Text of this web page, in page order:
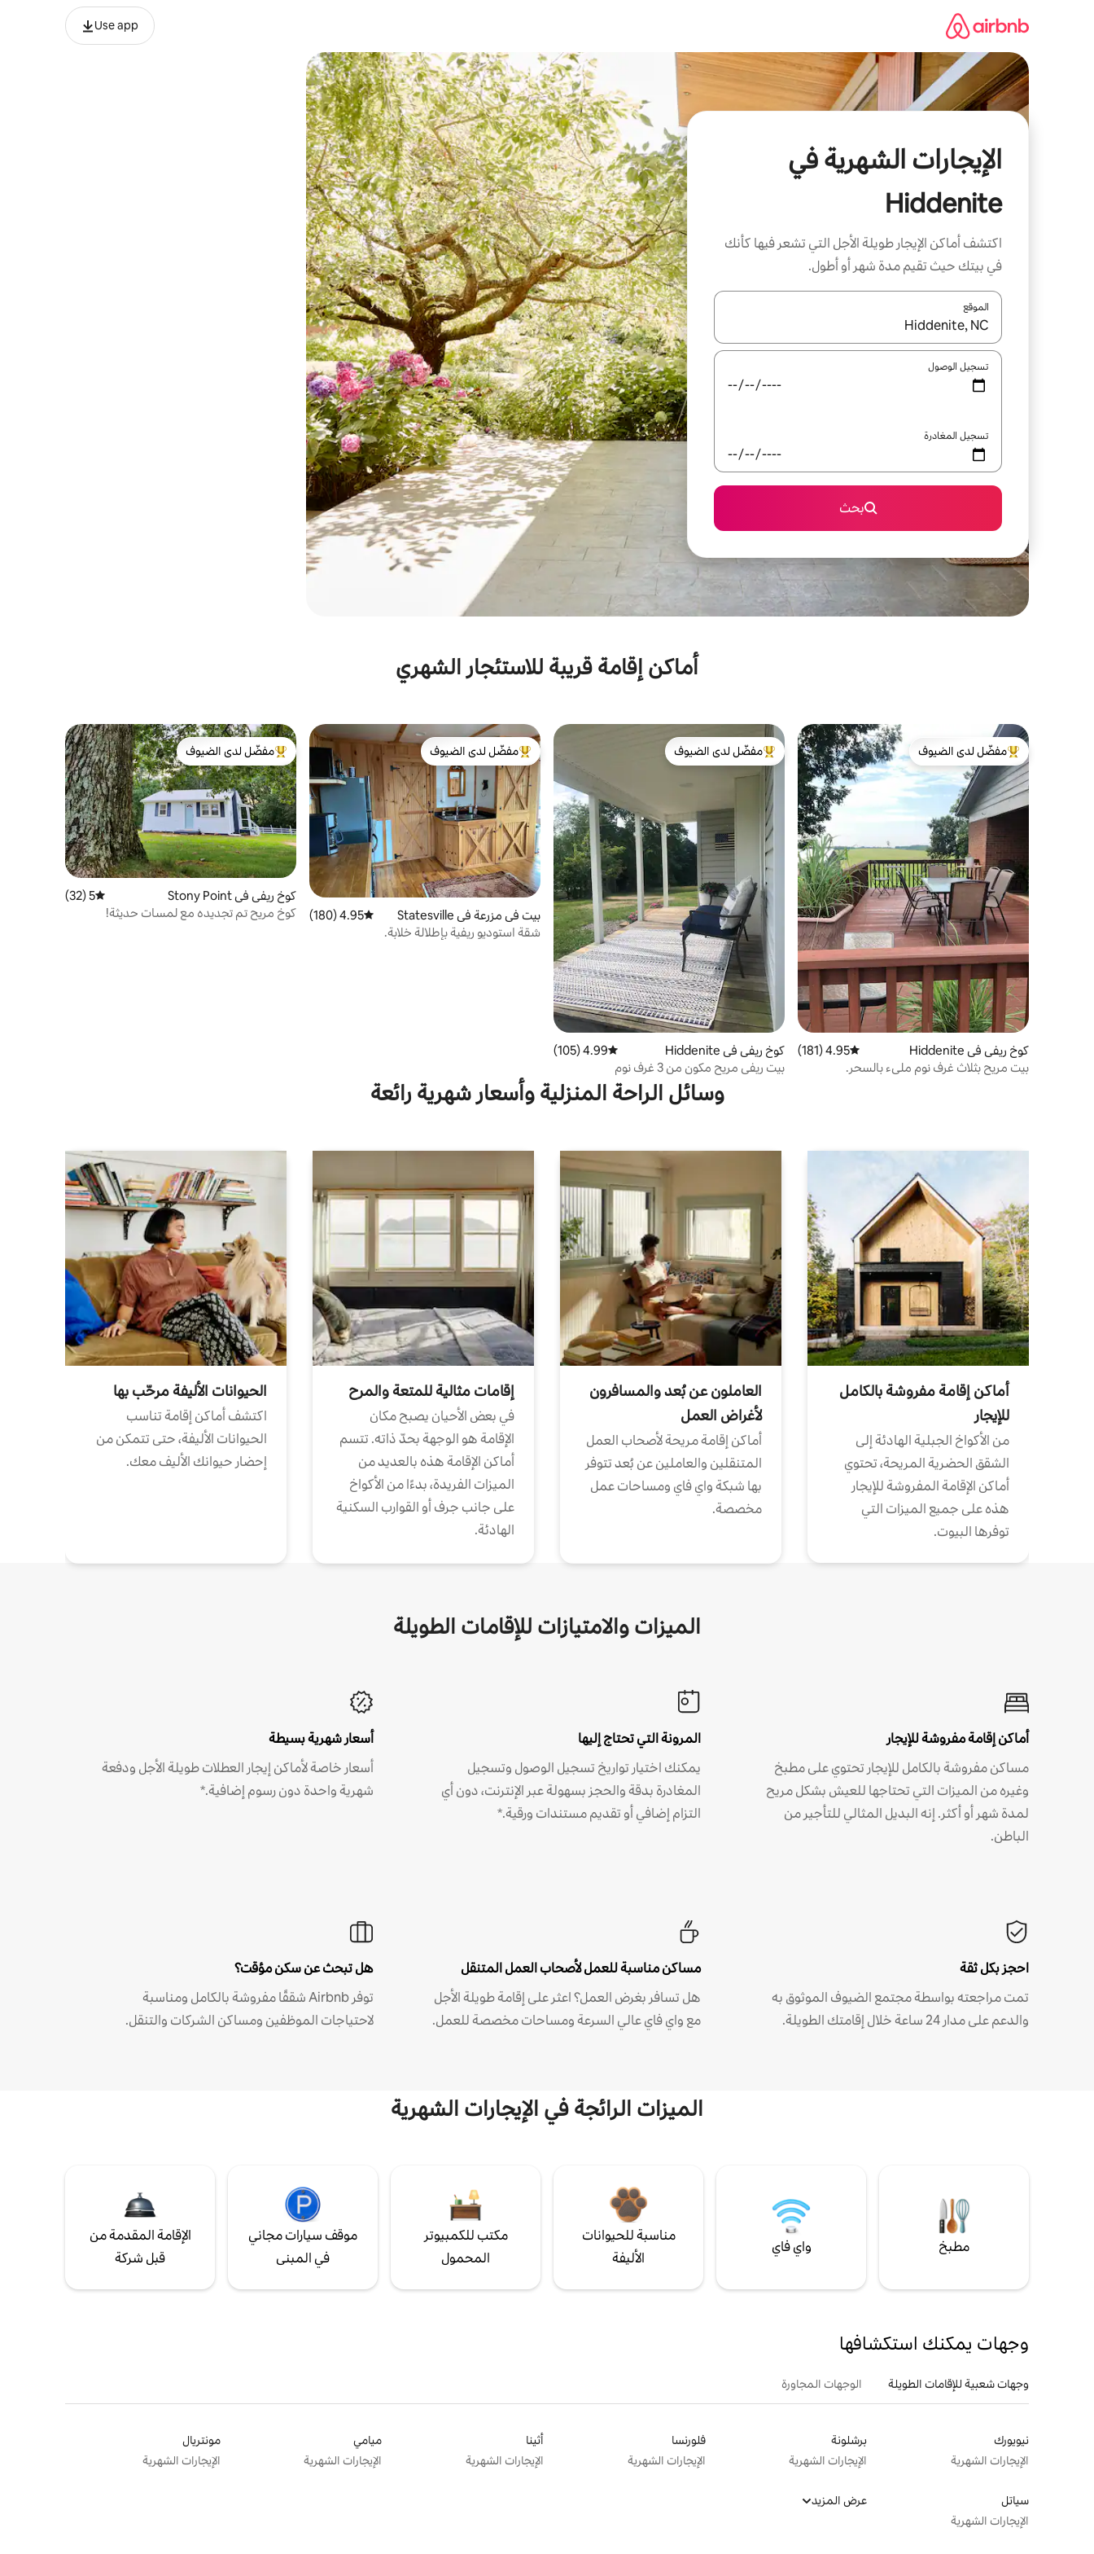
Use app
الإيجارات الشهرية في
Hiddenite
اكتشف أماكن الإيجار طويلة الأجل التي تشعر فيها كأنك
في بيتك حيث تقيم مدة شهر أو أطول.
الموقع
عند توفر النتائج، انتقل باستخدام السهمين لأعلى ولأسفل أو استكشف عن طريق اللمس أو السحب.
تسجيل الوصول
تسجيل المغادرة
بحث
أماكن إقامة قريبة للاستئجار الشهري
من أبرز البيوت المفضّلة لدى الضيوف
مفضّل لدى الضيوف
كوخ ريفي في Hiddenite متوسط التقييم 4.95 من 5، 181 مراجعات
4.95 (181)
بيت مريح بثلاث غرف نوم مليء بالسحر.
من أبرز البيوت المفضّلة لدى الضيوف
مفضّل لدى الضيوف
كوخ ريفي في Hiddenite متوسط التقييم 4.99 من 5، 105 مراجعات
4.99 (105)
بيت ريفي مريح مكون من 3 غرف نوم
من أبرز البيوت المفضّلة لدى الضيوف
مفضّل لدى الضيوف
بيت في مزرعة في Statesville متوسط التقييم 4.95 من 5، 180 مراجعات
4.95 (180)
شقة استوديو ريفية بإطلالة خلابة.
من أبرز البيوت المفضّلة لدى الضيوف
مفضّل لدى الضيوف
كوخ ريفي في Stony Point متوسط التقييم 5 من 5، 32 مراجعات
5 (32)
كوخ مريح تم تجديده مع لمسات حديثة!
وسائل الراحة المنزلية وأسعار شهرية رائعة
أماكن إقامة مفروشة بالكامل
للإيجار
من الأكواخ الجبلية الهادئة إلى
الشقق الحضرية المريحة، تحتوي
أماكن الإقامة المفروشة للإيجار
هذه على جميع الميزات التي
توفرها البيوت.
العاملون عن بُعد والمسافرون
لأغراض العمل
أماكن إقامة مريحة لأصحاب العمل
المتنقلين والعاملين عن بُعد تتوفر
بها شبكة واي فاي ومساحات عمل
مخصصة.
إقامات مثالية للمتعة والمرح
في بعض الأحيان يصبح مكان
الإقامة هو الوجهة بحدّ ذاته. تتسم
أماكن الإقامة هذه بالعديد من
الميزات الفريدة، بدءًا من الأكواخ
على جانب جرف أو القوارب السكنية
الهادئة.
الحيوانات الأليفة مرحّب بها
اكتشف أماكن إقامة تناسب
الحيوانات الأليفة، حتى تتمكن من
إحضار حيوانك الأليف معك.
الميزات والامتيازات للإقامات الطويلة
أماكن إقامة مفروشة للإيجار
مساكن مفروشة بالكامل للإيجار تحتوي على مطبخ
وغيره من الميزات التي تحتاجها للعيش بشكل مريح
لمدة شهر أو أكثر. إنه البديل المثالي للتأجير من
الباطن.
المرونة التي تحتاج إليها
يمكنك اختيار تواريخ تسجيل الوصول وتسجيل
المغادرة بدقة والحجز بسهولة عبر الإنترنت، دون أي
التزام إضافي أو تقديم مستندات ورقية.*
أسعار شهرية بسيطة
أسعار خاصة لأماكن إيجار العطلات طويلة الأجل ودفعة
شهرية واحدة دون رسوم إضافية.*
احجز بكل ثقة
تمت مراجعته بواسطة مجتمع الضيوف الموثوق به
والدعم على مدار 24 ساعة خلال إقامتك الطويلة.
مساكن مناسبة للعمل لأصحاب العمل المتنقل
هل تسافر بغرض العمل؟ اعثر على إقامة طويلة الأجل
مع واي فاي عالي السرعة ومساحات مخصصة للعمل.
هل تبحث عن سكن مؤقت؟
توفر Airbnb شققًا مفروشة بالكامل ومناسبة
لاحتياجات الموظفين ومساكن الشركات والتنقل.
الميزات الرائجة في الإيجارات الشهرية
مطبخ واي فاي
مناسبة للحيوانات
الأليفة
مكتب للكمبيوتر
المحمول
موقف سيارات مجاني
في المبنى
الإقامة المقدمة من
قبل شركة
وجهات يمكنك استكشافها
وجهات شعبية للإقامات الطويلة الوجهات المجاورة
نيويورك
الإيجارات الشهرية
برشلونة
الإيجارات الشهرية
فلورنسا
الإيجارات الشهرية
أثينا
الإيجارات الشهرية
ميامي
الإيجارات الشهرية
مونتريال
الإيجارات الشهرية
سياتل
الإيجارات الشهرية
عرض المزيد